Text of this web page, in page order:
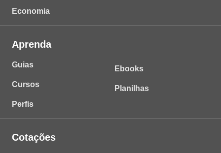
Economia
Aprenda
Guias
Cursos
Perfis
Ebooks
Planilhas
Cotações